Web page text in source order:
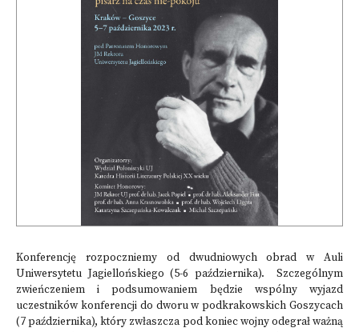
Konferencję rozpoczniemy od dwudniowych obrad w Auli
Uniwersytetu Jagiellońskiego (5-6 października). Szczególnym
zwieńczeniem i podsumowaniem będzie wspólny wyjazd
uczestników konferencji do dworu w podkrakowskich Goszycach
(7 października), który zwłaszcza pod koniec wojny odegrał ważną